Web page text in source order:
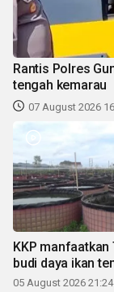
Rantis Polres
tengah kemarau
07 August 2026
KKP manfaatkan
budi daya ikan
05 August 2026 21:24